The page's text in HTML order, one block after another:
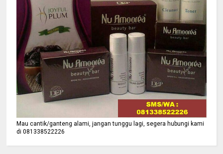
Mau cantik/ganteng alami, jangan tunggu lagi, segera hubungi kami
di 081338522226